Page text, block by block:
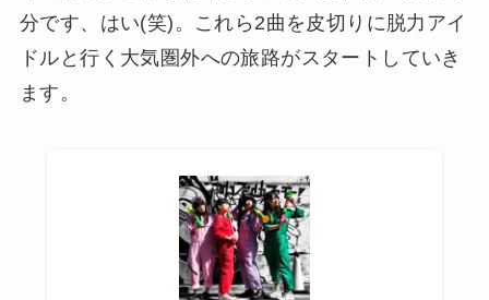
分です、はい(笑)。これら2曲を皮切りに脱力アイ
ドルと行く大気圏外への旅路がスタートしていき
ます。